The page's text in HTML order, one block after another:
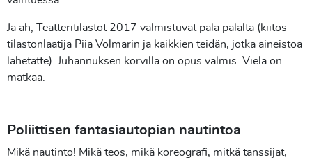
Ja ah, Teatteritilastot 2017 valmistuvat pala palalta (kiitos
tilastonlaatija Piia Volmarin ja kaikkien teidän, jotka aineistoa
lähetätte). Juhannuksen korvilla on opus valmis. Vielä on
matkaa.
Poliittisen fantasiautopian nautintoa
Mikä nautinto! Mikä teos, mikä koreografi, mitkä tanssijat,